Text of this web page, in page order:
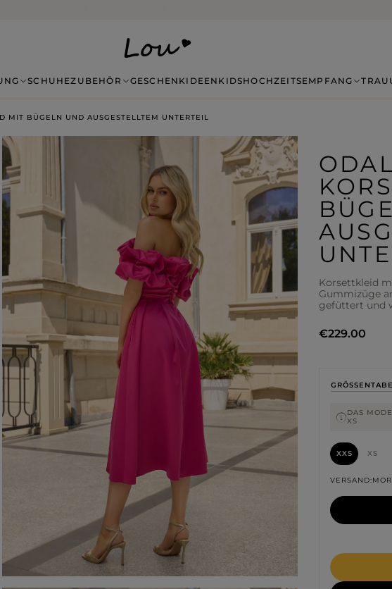
KARIERTE KLEIDER
TAILLIERTES KLEID
PAILLETTENKLEID
Ausschnitt
AM RÜCKEN
Farbe
SCHUHEZUBEHÖR GESCHENKIDEEN KIDSHOCHZEITSEMPFANG
MIT BÜGELN UND AUSGESTELLTEM UNTERTEIL
Korsettkleid
Gummizüge
gefüttert und
DAS
XXS XS
VERSAND
€229.00